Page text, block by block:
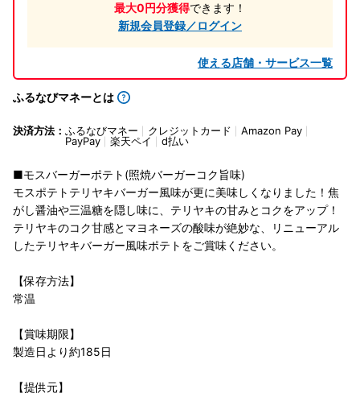
最大0円分獲得できます！
新規会員登録／ログイン
使える店舗・サービス一覧
ふるなびマネーとは
決済方法： ふるなびマネー クレジットカード
Amazon Pay
PayPay
楽天ペイ d払い
■モスバーガーポテト(照焼バーガーコク旨味)
モスポテトテリヤキバーガー風味が更に美味しくなりました！焦
がし醤油や三温糖を隠し味に、テリヤキの甘みとコクをアップ！
テリヤキのコク甘感とマヨネーズの酸味が絶妙な、リニューアル
したテリヤキバーガー風味ポテトをご賞味ください。
【保存方法】
常温
【賞味期限】
製造日より約185日
【提供元】